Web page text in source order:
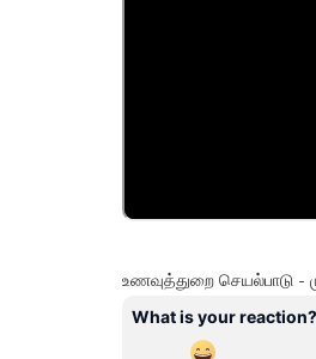
உணவுத்துறை செயல்பாடு